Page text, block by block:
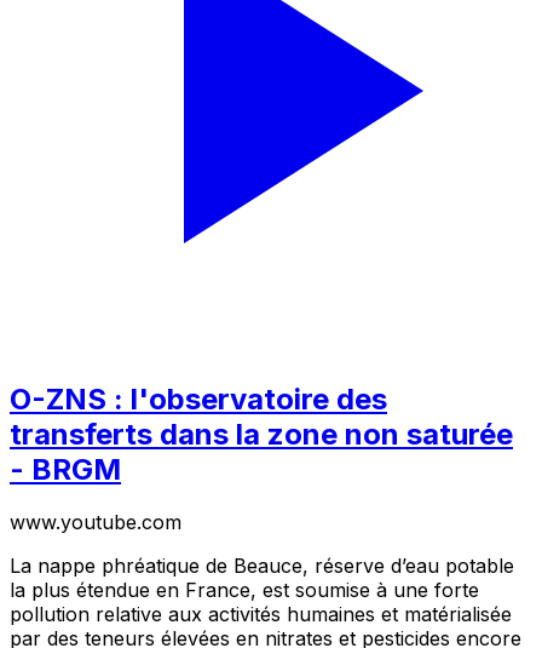
O-ZNS : l'observatoire des
transferts dans la zone non saturée
- BRGM
www.youtube.com
La nappe phréatique de Beauce, réserve d’eau potable
la plus étendue en France, est soumise à une forte
pollution relative aux activités humaines et matérialisée
par des teneurs élevées en nitrates et pesticides encore